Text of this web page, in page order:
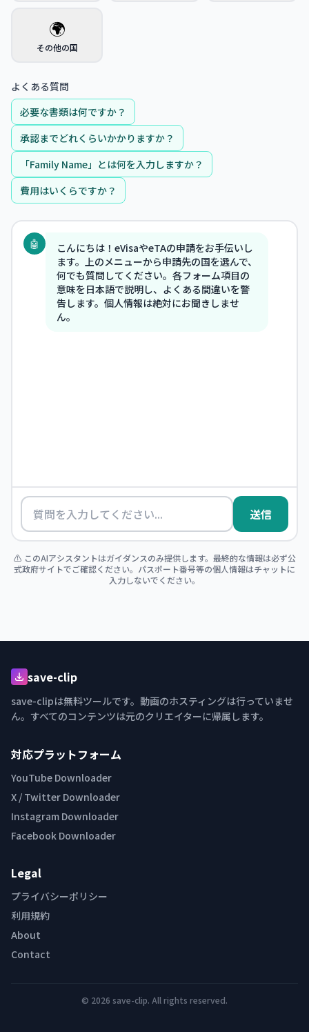
🌍
その他の国
よくある質問
必要な書類は何ですか？
承認までどれくらいかかりますか？
「Family Name」とは何を入力しますか？
費用はいくらですか？
🤖
こんにちは！eVisaやeTAの申請をお手伝いし
ます。上のメニューから申請先の国を選んで、
何でも質問してください。各フォーム項目の
意味を日本語で説明し、よくある間違いを警
告します。個人情報は絶対にお聞きしませ
ん。
送信
⚠️ このAIアシスタントはガイダンスのみ提供します。最終的な情報は必ず公
式政府サイトでご確認ください。パスポート番号等の個人情報はチャットに
入力しないでください。
save-clip
save-clipは無料ツールです。動画のホスティングは行っていませ
ん。すべてのコンテンツは元のクリエイターに帰属します。
対応プラットフォーム
YouTube Downloader
X / Twitter Downloader
Instagram Downloader
Facebook Downloader
Legal
プライバシーポリシー
利用規約
About
Contact
© 2026 save-clip. All rights reserved.